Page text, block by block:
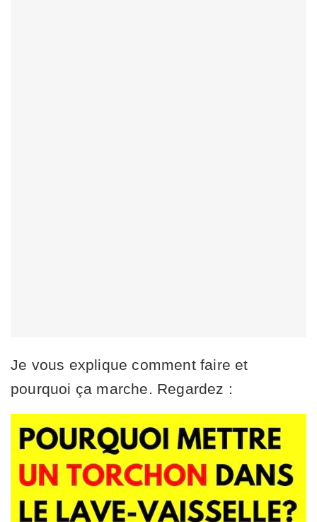
Je vous explique comment faire et
pourquoi ça marche. Regardez :